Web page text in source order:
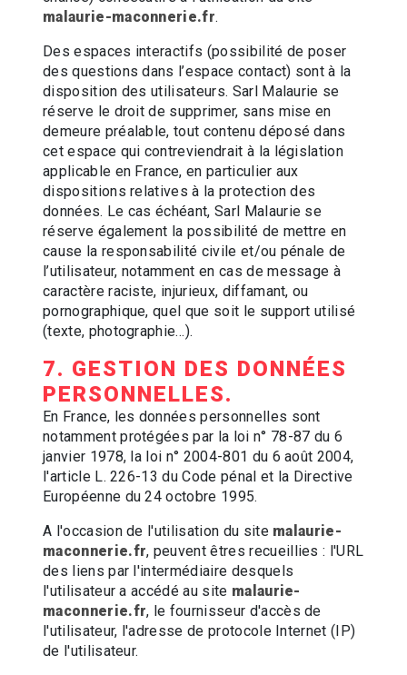
malaurie-maconnerie.fr.
Des espaces interactifs (possibilité de poser
des questions dans l’espace contact) sont à la
disposition des utilisateurs. Sarl Malaurie se
réserve le droit de supprimer, sans mise en
demeure préalable, tout contenu déposé dans
cet espace qui contreviendrait à la législation
applicable en France, en particulier aux
dispositions relatives à la protection des
données. Le cas échéant, Sarl Malaurie se
réserve également la possibilité de mettre en
cause la responsabilité civile et/ou pénale de
l’utilisateur, notamment en cas de message à
caractère raciste, injurieux, diffamant, ou
pornographique, quel que soit le support utilisé
(texte, photographie…).
7. GESTION DES DONNÉES
PERSONNELLES.
En France, les données personnelles sont
notamment protégées par la loi n° 78-87 du 6
janvier 1978, la loi n° 2004-801 du 6 août 2004,
l'article L. 226-13 du Code pénal et la Directive
Européenne du 24 octobre 1995.
A l'occasion de l'utilisation du site malaurie-
maconnerie.fr, peuvent êtres recueillies : l'URL
des liens par l'intermédiaire desquels
l'utilisateur a accédé au site malaurie-
maconnerie.fr, le fournisseur d'accès de
l'utilisateur, l'adresse de protocole Internet (IP)
de l'utilisateur.